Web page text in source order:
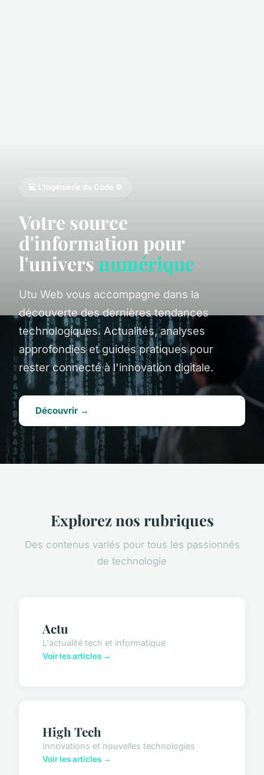
💻 L'Ingénierie du Code ⚙️
Votre source
d'information pour
l'univers numérique
Utu Web vous accompagne dans la
découverte des dernières tendances
technologiques. Actualités, analyses
approfondies et guides pratiques pour
rester connecté à l'innovation digitale.
Découvrir →
Explorez nos rubriques
Des contenus variés pour tous les passionnés
de technologie
Actu
L'actualité tech et informatique
Voir les articles →
High Tech
Innovations et nouvelles technologies
Voir les articles →